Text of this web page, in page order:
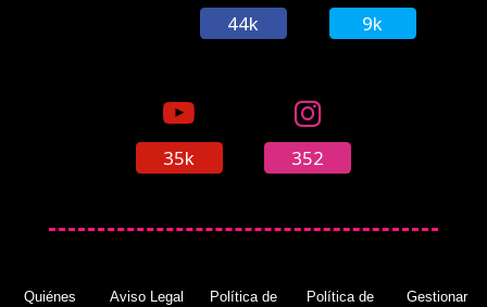
44k 9k
35k 352
Quiénes
Aviso Legal
Política de
Política de
Gestionar